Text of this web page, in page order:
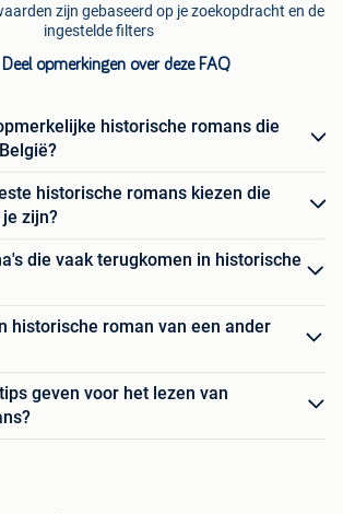
zijn gebaseerd op je zoekopdracht en de
ingestelde filters
Deel opmerkingen over deze FAQ
historische romans die
historische romans kiezen die
zijn?
die vaak terugkomen in historische
historische roman van een ander
geven voor het lezen van